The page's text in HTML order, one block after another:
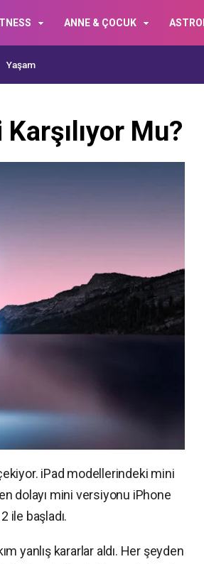
ANNE & ÇOCUK
Yaşam
Mu?
iPad modellerindeki mini
dolayı mini versiyonu iPhone
ile başladı.
yanlış kararlar aldı. Her şeyden